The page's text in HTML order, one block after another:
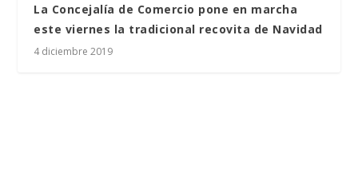
La Concejalía de Comercio pone en marcha
este viernes la tradicional recovita de Navidad
4 diciembre 2019